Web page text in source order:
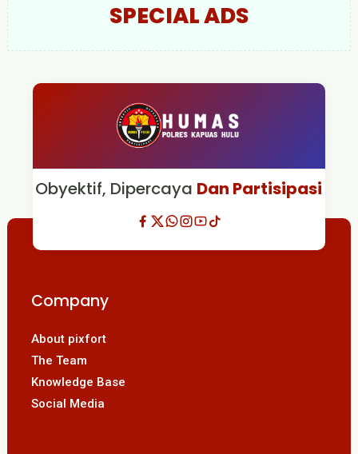
SPECIAL ADS
Obyektif, Dipercaya Dan Partisipasi
Company
About pixfort
The Team
Knowledge Base
Social Media